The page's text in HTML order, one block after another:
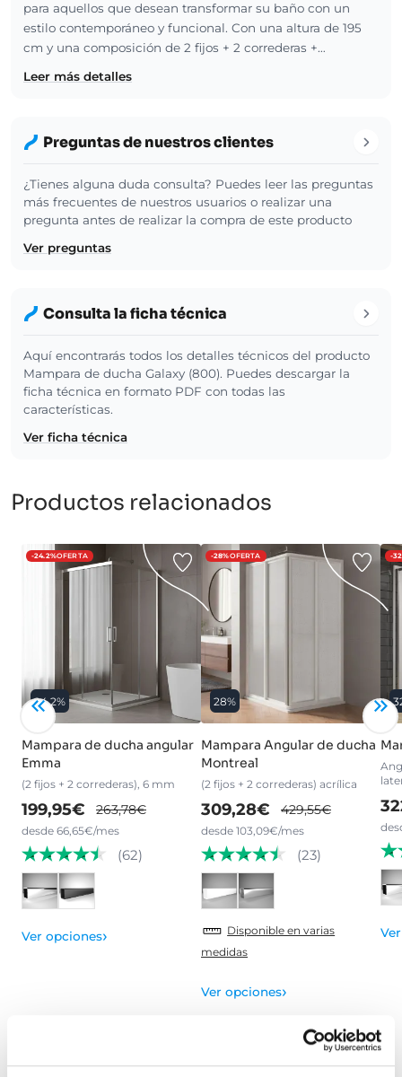
para aquellos que desean transformar su baño con un
estilo contemporáneo y funcional. Con una altura de 195
cm y una composición de 2 fijos + 2 correderas +…
Leer más detalles
Preguntas de nuestros clientes
¿Tienes alguna duda consulta? Puedes leer las preguntas
más frecuentes de nuestros usuarios o realizar una
pregunta antes de realizar la compra de este producto
Ver preguntas
Consulta la ficha técnica
Aquí encontrarás todos los detalles técnicos del producto
Mampara de ducha Galaxy (800). Puedes descargar la
ficha técnica en formato PDF con todas las
características.
Ver ficha técnica
Productos relacionados
-24.2%OFERTA
24.2%
Mampara de ducha angular
Emma
(2 fijos + 2 correderas), 6 mm
199,95€ 263,78€
desde 66,65€/mes
(62)
Ver opciones›
-28%OFERTA
28%
Mampara Angular de ducha
Montreal
(2 fijos + 2 correderas) acrílica
309,28€ 429,55€
desde 103,09€/mes
(23)
Disponible en varias
medidas
Ver opciones›
-
Mamparas de bañera